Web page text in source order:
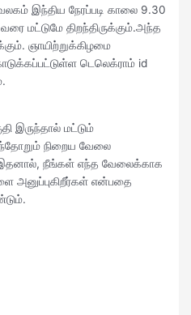
இந்திய நேரப்படி காலை 9.30
மட்டுமே திறந்திருக்கும்.அந்த
ஞாயிற்றுக்கிழமை
டெலெக்ராம் id
இருந்தால் மட்டும்
நிறைய வேலை
இதனால், நீங்கள் எந்த வேலைக்காக
அனுப்புகிறீர்கள் என்பதை